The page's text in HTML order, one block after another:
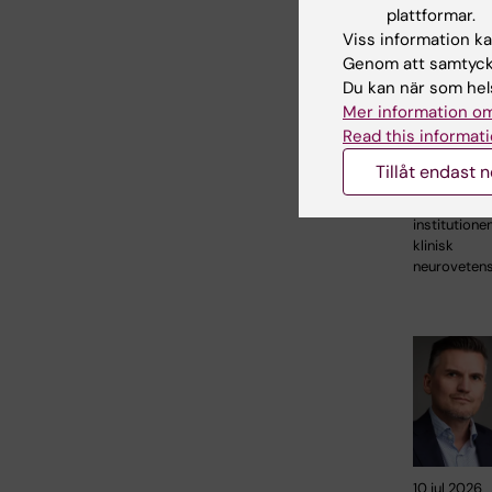
27 jul 2026
Juliette
tilldelas
ALS-
Juliette
klinisk
plattformar.
Viss information
Genom att
Du kan när som
Mer information
Read this
Tillåt endast